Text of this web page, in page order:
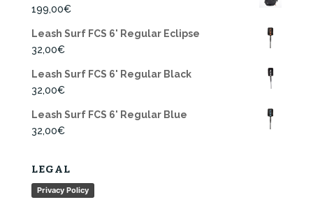
199,00€
Leash Surf FCS 6' Regular Eclipse
32,00€
Leash Surf FCS 6' Regular Black
32,00€
Leash Surf FCS 6' Regular Blue
32,00€
LEGAL
Privacy Policy